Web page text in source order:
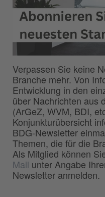
Verpassen Sie keine
Branche mehr. Von
Entwicklung in den
über Nachrichten aus
(ArGeZ, WVM, BDI,
Konjunkturübersicht
BDG-Newsletter
Themen, die für die
Als Mitglied können
Mail unter Angabe
Newsletter anmelden.